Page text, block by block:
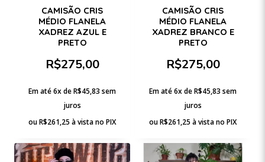
CAMISÃO CRIS
MÉDIO FLANELA
XADREZ AZUL E
PRETO
R$275,00
Em até 6x deR$45,83 sem
juros
ouR$261,25 à vista no PIX
CAMISÃO CRIS
MÉDIO FLANELA
XADREZ BRANCO E
PRETO
R$275,00
Em até 6x deR$45,83 sem
juros
ouR$261,25 à vista no PIX